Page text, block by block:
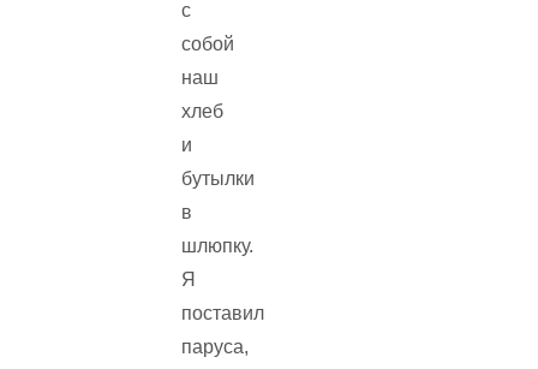
с
собой
наш
хлеб
и
бутылки
в
шлюпку.
Я
поставил
паруса,